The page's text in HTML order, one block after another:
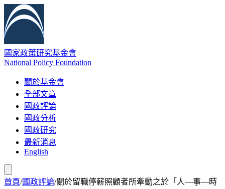
國家政策研究基金會
National Policy Foundation
關於基金會
全部文章
國政評論
國政分析
國政研究
最新消息
English
首頁/國政評論/關於留職停薪照顧者所牽動之於「人—事—時